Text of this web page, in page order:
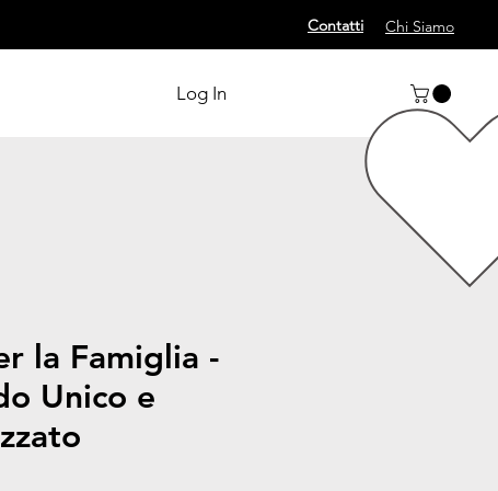
Contatti Chi Siamo
Log In
la Famiglia -
Unico e